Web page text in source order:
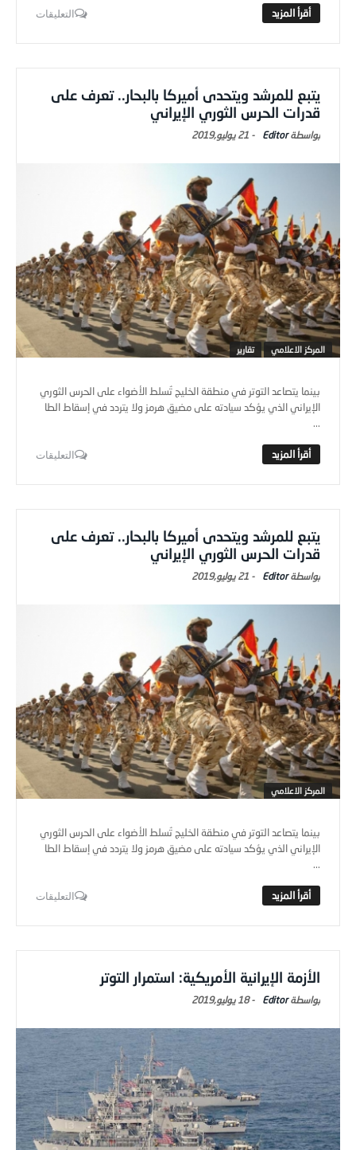
التعليقات
يتبع للمرشد ويتحدى أميركا بالبحار.. تعرف على
قدرات الحرس الثوري الإيراني
Editor
- 21 يوليو,2019
المركز الاعلامي تقارير
بينما يتصاعد التوتر في منطقة الخليج تُسلط الأضواء على الحرس الثوري
الإيراني الذي يؤكد سيادته على مضيق هرمز ولا يتردد في إسقاط الطا
...
التعليقات
يتبع للمرشد ويتحدى أميركا بالبحار.. تعرف على
قدرات الحرس الثوري الإيراني
Editor
- 21 يوليو,2019
المركز الاعلامي
بينما يتصاعد التوتر في منطقة الخليج تُسلط الأضواء على الحرس الثوري
الإيراني الذي يؤكد سيادته على مضيق هرمز ولا يتردد في إسقاط الطا
...
التعليقات
الأزمة الإيرانية الأمريكية: استمرار التوتر
Editor
-18 يوليو,2019